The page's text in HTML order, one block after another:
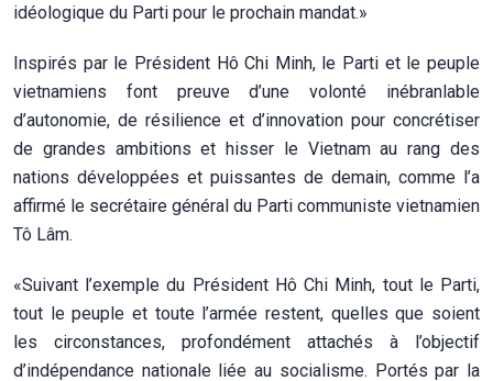
idéologique du Parti pour le prochain mandat.»
Inspirés par le Président Hô Chi Minh, le Parti et le peuple
vietnamiens font preuve d’une volonté inébranlable
d’autonomie, de résilience et d’innovation pour concrétiser
de grandes ambitions et hisser le Vietnam au rang des
nations développées et puissantes de demain, comme l’a
affirmé le secrétaire général du Parti communiste vietnamien
Tô Lâm.
«Suivant l’exemple du Président Hô Chi Minh, tout le Parti,
tout le peuple et toute l’armée restent, quelles que soient
les circonstances, profondément attachés à l’objectif
d’indépendance nationale liée au socialisme. Portés par la